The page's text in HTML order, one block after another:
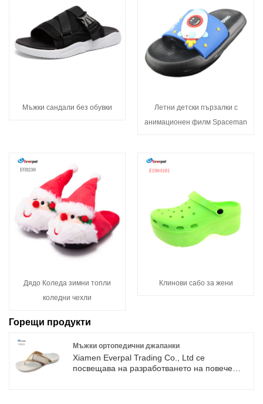
Мъжки сандали без обувки
Летни детски пързалки с
анимационен филм Spaceman
Дядо Коледа зимни топли
коледни чехли
Клинови сабо за жени
Горещи продукти
Мъжки ортопедични джапанки
Xiamen Everpal Trading Co., Ltd се
посвещава на разработването на повече